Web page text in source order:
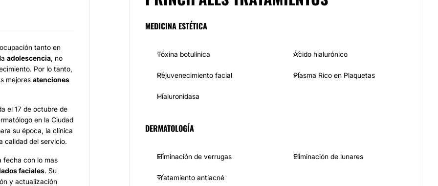
tanto en
adolescencia, no
Por lo tanto,
mejores atenciones
el 17 de octubre de
en la Ciudad
su época, la clínica
calidad del servicio.
fecha con lo mas
faciales. Su
y actualización
MEDICINA ESTÉTICA
Toxina botulínica Ácido hialurónico
Rejuvenecimiento facial Plasma Rico en Plaquetas
Hialuronidasa
DERMATOLOGÍA
Eliminación de verrugas Eliminación de lunares
Tratamiento antiacné